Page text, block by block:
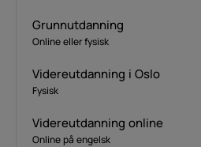
Grunnutdanning
Online eller fysisk
Videreutdanning i Oslo
Fysisk
Videreutdanning online
Online på engelsk